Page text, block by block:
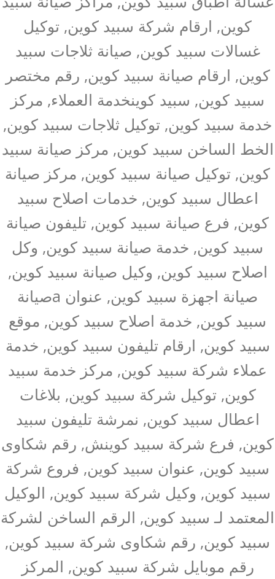
كوين, ارقام شركة سبيد كوين, توكيل
غسالات سبيد كوين, صيانة ثلاجات سبيد
كوين, ارقام صيانة سبيد كوين, رقم مختصر
سبيد كوين, سبيد كوينخدمة العملاء, مركز
خدمة سبيد كوين, توكيل ثلاجات سبيد كوين,
الخط الساخن سبيد كوين, مركز صيانة سبيد
كوين, توكيل صيانة سبيد كوين, مركز صيانة
اعطال سبيد كوين, خدمات اصلاح سبيد
كوين, فرع صيانة سبيد كوين, تليفون صيانة
سبيد كوين, خدمة صيانة سبيد كوين, وكل
اصلاح سبيد كوين, وكيل صيانة سبيد كوين,
صيانة اجهزة سبيد كوين, عنوان aصيانة
سبيد كوين, خدمة اصلاح سبيد كوين, موقع
سبيد كوين, ارقام تليفون سبيد كوين, خدمة
عملاء شركة سبيد كوين, مركز خدمة سبيد
كوين, توكيل شركة سبيد كوين, بلاغات
اعطال سبيد كوين, نمرشة تليفون سبيد
كوين, فرع شركة سبيد كوينش, رقم شكاوى
سبيد كوين, عنوان سبيد كوين, فروع شركة
سبيد كوين, وكيل شركة سبيد كوين, الوكيل
المعتمد لـ سبيد كوين, الرقم الساخن لشركة
سبيد كوين, رقم شكاوى شركة سبيد كوين,
رقم موبايل شركة سبيد كوين, المركز